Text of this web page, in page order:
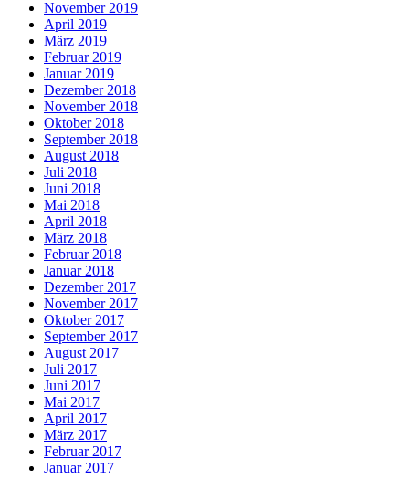
November 2019
April 2019
März 2019
Februar 2019
Januar 2019
Dezember 2018
November 2018
Oktober 2018
September 2018
August 2018
Juli 2018
Juni 2018
Mai 2018
April 2018
März 2018
Februar 2018
Januar 2018
Dezember 2017
November 2017
Oktober 2017
September 2017
August 2017
Juli 2017
Juni 2017
Mai 2017
April 2017
März 2017
Februar 2017
Januar 2017